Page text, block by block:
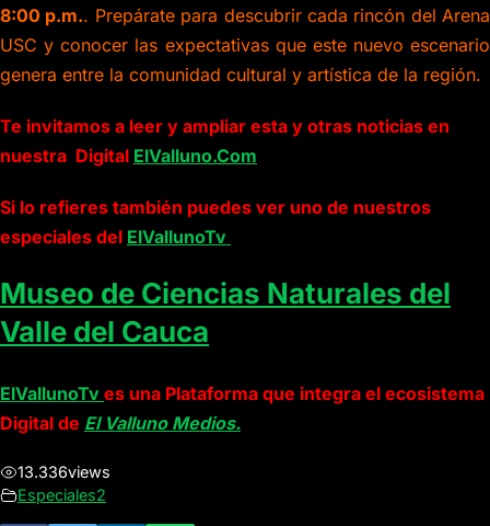
8:00 p.m.. Prepárate para descubrir cada rincón del Arena
USC y conocer las expectativas que este nuevo escenario
genera entre la comunidad cultural y artística de la región.
Te invitamos a leer y ampliar esta y otras noticias en
nuestra Digital ElValluno.Com
Si lo refieres también puedes ver uno de nuestros
especiales del ElVallunoTv
Museo de Ciencias Naturales del
Valle del Cauca
ElVallunoTv es una Plataforma que integra el ecosistema
Digital de El Valluno Medios.
13.336views
Especiales2